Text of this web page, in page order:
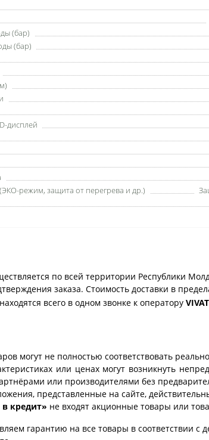
(бар)
(бар)
дисплей
режим, защита от перегрева и др.)
по всей территории Республики
заказа. Стоимость доставки в
находятся всего в одном звонке к оператору
могут не полностью соответствовать
или ценах могут возникнуть
или производителями без
представленные на сайте,
кредит» не входят акционные товары или
гарантию на все товары в соответствии